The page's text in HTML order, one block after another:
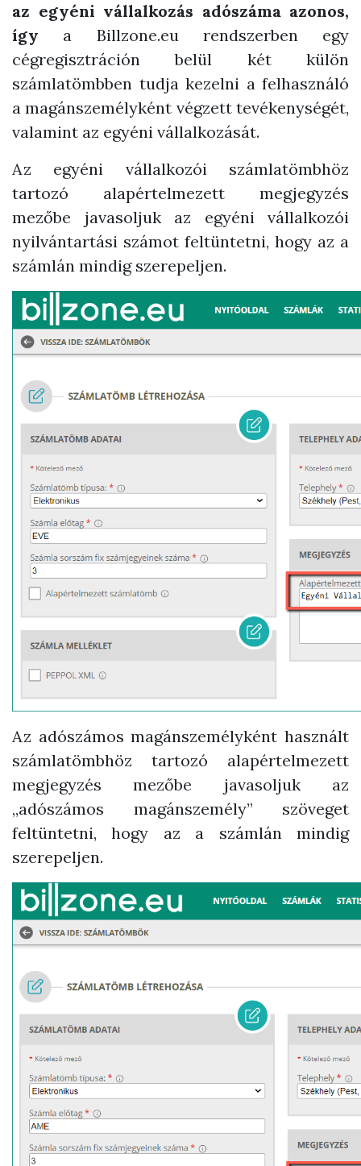
az egyéni vállalkozás adószáma azonos,
így a Billzone.eu rendszerben egy
cégregisztráción belül két külön
számlatömbben tudja kezelni a felhasználó
a magánszemélyként végzett tevékenységét,
valamint az egyéni vállalkozását.
Az egyéni vállalkozói számlatömbhöz
tartozó alapértelmezett megjegyzés
mezőbe javasoljuk az egyéni vállalkozói
nyilvántartási számot feltüntetni, hogy az a
számlán mindig szerepeljen.
Az adószámos magánszemélyként használt
számlatömbhöz tartozó alapértelmezett
megjegyzés mezőbe javasoljuk az
„adószámos magánszemély” szöveget
feltüntetni, hogy az a számlán mindig
szerepeljen.